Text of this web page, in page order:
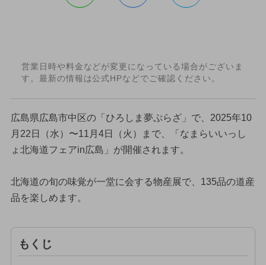
営業日時や料金などが変更になっている場合がございま
す。最新の情報は公式HPなどでご確認ください。
広島県広島市中区の「ひろしま夢ぷらざ」で、2025年10
月22日（水）〜11月4日（火）まで、「なまらいいっし
ょ北海道フェアin広島」が開催されます。
北海道の旬の味覚が一堂に会する物産展で、135品の道産
品を楽しめます。
もくじ